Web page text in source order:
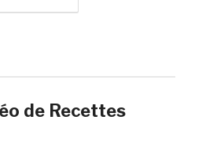
de Recettes